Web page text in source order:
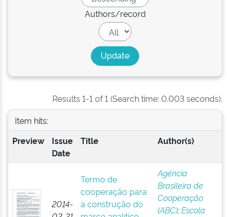
Authors/record
Results 1-1 of 1 (Search time: 0.003 seconds).
Item hits:
Preview
Issue
Date
Title Author(s)
2014-
Termo de
cooperação para
a construção do
Agência
Brasileira de
Cooperação
(ABC);Escola